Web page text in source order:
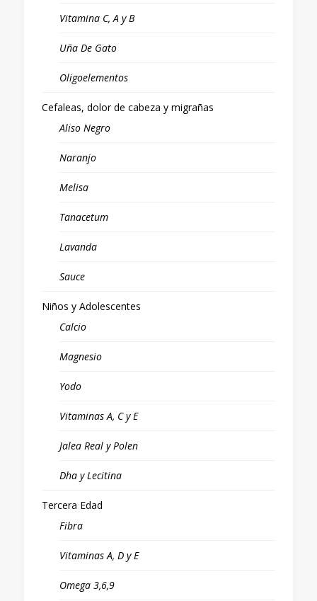
Vitamina C, A y B
Uña De Gato
Oligoelementos
Cefaleas, dolor de cabeza y migrañas
Aliso Negro
Naranjo
Melisa
Tanacetum
Lavanda
Sauce
Niños y Adolescentes
Calcio
Magnesio
Yodo
Vitaminas A, C y E
Jalea Real y Polen
Dha y Lecitina
Tercera Edad
Fibra
Vitaminas A, D y E
Omega 3,6,9